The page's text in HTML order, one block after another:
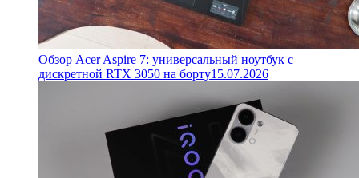
Обзор Acer Aspire 7: универсальный ноутбук с
дискретной RTX 3050 на борту15.07.2026